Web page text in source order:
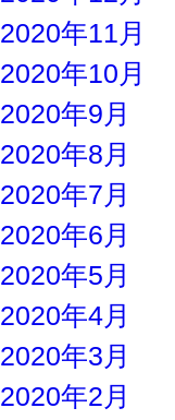
2020年11月
2020年10月
2020年9月
2020年8月
2020年7月
2020年6月
2020年5月
2020年4月
2020年3月
2020年2月